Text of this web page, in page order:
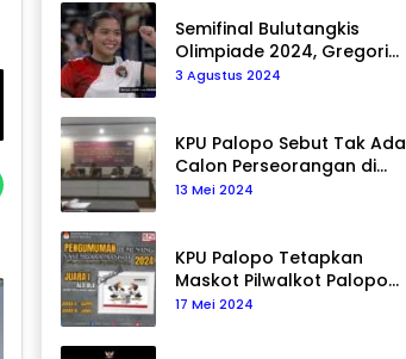
Semifinal Bulutangkis
Olimpiade 2024, Gregoria
Mariska Tunjung Akan
3 Agustus 2024
KPU Palopo Sebut Tak Ada
Calon Perseorangan di
Pilkada 2024
13 Mei 2024
KPU Palopo Tetapkan
Maskot Pilwalkot Palopo
2024, Berikut Maknanya!
17 Mei 2024